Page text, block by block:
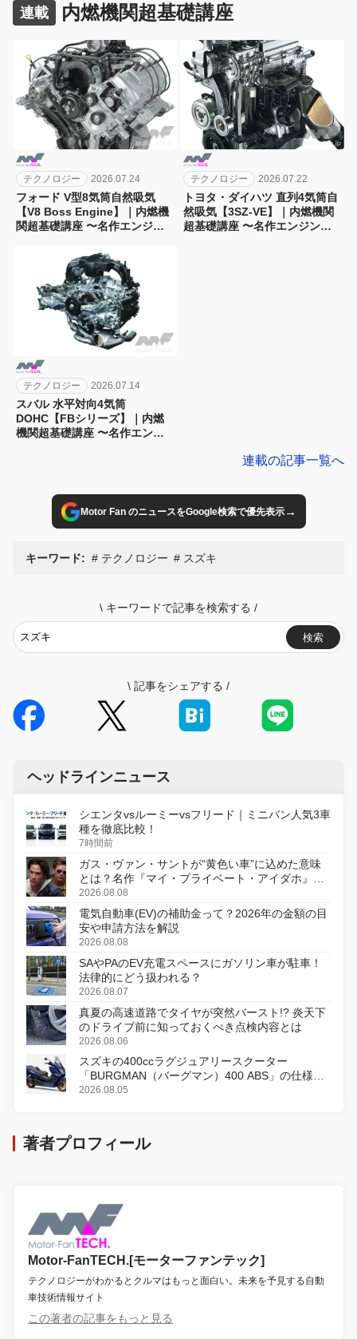
連載 内燃機関超基礎講座
テクノロジー 2026.07.24
フォード V型8気筒自然吸気
【V8 Boss Engine】｜内燃機
関超基礎講座 〜名作エンジン
テクノロジー 2026.07.22
トヨタ・ダイハツ 直列4気筒自
然吸気【3SZ-VE】｜内燃機関
超基礎講座 〜名作エンジン図
テクノロジー 2026.07.14
スバル 水平対向4気筒
DOHC【FBシリーズ】｜内燃
機関超基礎講座 〜名作エンジ
連載の記事一覧へ
Motor Fan のニュースをGoogle検索で優先表示→
キーワード: テクノロジー スズキ
\ キーワードで記事を検索する /
検索
\ 記事をシェアする /
ヘッドラインニュース
シエンタvsルーミーvsフリード｜ミニバン人気3車
種を徹底比較！
7時間前
ガス・ヴァン・サントが“黄色い車”に込めた意味
とは？名作『マイ・プライベート・アイダホ』が
初のデジタルリマスター版で復活
2026.08.08
電気自動車(EV)の補助金って？2026年の金額の目
安や申請方法を解説
2026.08.08
SAやPAのEV充電スペースにガソリン車が駐車！
法律的にどう扱われる？
2026.08.07
真夏の高速道路でタイヤが突然バースト!? 炎天下
のドライブ前に知っておくべき点検内容とは
2026.08.06
スズキの400ccラグジュアリースクーター
「BURGMAN（バーグマン）400 ABS」の仕様を
変更し、8月18日に発売
2026.08.05
著者プロフィール
Motor-FanTECH.[モーターファンテック]
テクノロジーがわかるとクルマはもっと面白い。未来を予見する自動
車技術情報サイト
この著者の記事をもっと見る